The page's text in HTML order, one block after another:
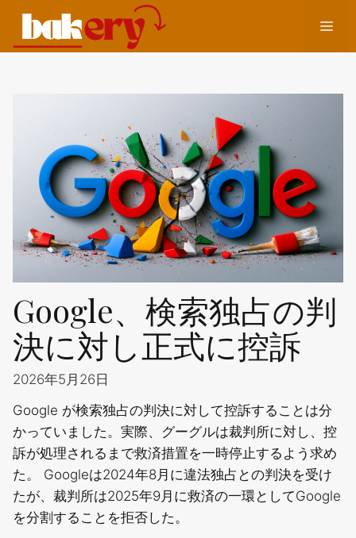
テ
メ
Google、検索独占の判
決に対し正式に控訴
2026年5月26日
Google が検索独占の判決に対して控訴することは分
かっていました。実際、グーグルは裁判所に対し、控
訴が処理されるまで救済措置を一時停止するよう求め
た。 Googleは2024年8月に違法独占との判決を受け
たが、裁判所は2025年9月に救済の一環としてGoogle
を分割することを拒否した。